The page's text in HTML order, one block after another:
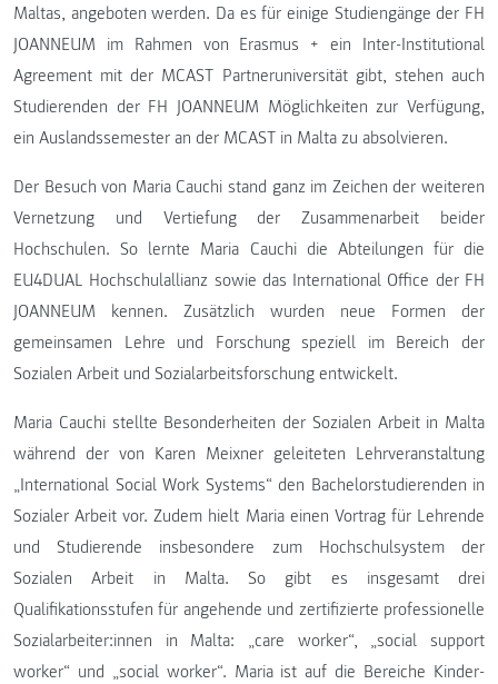
Maltas, angeboten werden. Da es für einige Studiengänge der FH
JOANNEUM im Rahmen von Erasmus + ein Inter-Institutional
Agreement mit der MCAST Partneruniversität gibt, stehen auch
Studierenden der FH JOANNEUM Möglichkeiten zur Verfügung,
ein Auslandssemester an der MCAST in Malta zu absolvieren.
Der Besuch von Maria Cauchi stand ganz im Zeichen der weiteren
Vernetzung und Vertiefung der Zusammenarbeit beider
Hochschulen. So lernte Maria Cauchi die Abteilungen für die
EU4DUAL Hochschulallianz sowie das International Office der FH
JOANNEUM kennen. Zusätzlich wurden neue Formen der
gemeinsamen Lehre und Forschung speziell im Bereich der
Sozialen Arbeit und Sozialarbeitsforschung entwickelt.
Maria Cauchi stellte Besonderheiten der Sozialen Arbeit in Malta
während der von Karen Meixner geleiteten Lehrveranstaltung
„International Social Work Systems“ den Bachelorstudierenden in
Sozialer Arbeit vor. Zudem hielt Maria einen Vortrag für Lehrende
und Studierende insbesondere zum Hochschulsystem der
Sozialen Arbeit in Malta. So gibt es insgesamt drei
Qualifikationsstufen für angehende und zertifizierte professionelle
Sozialarbeiter:innen in Malta: „care worker“, „social support
worker“ und „social worker“. Maria ist auf die Bereiche Kinder-